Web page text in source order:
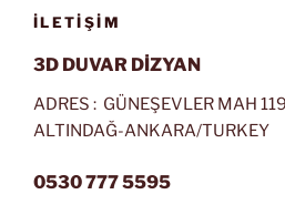
İLETIŞIM
3D DUVAR DİZYAN
ADRES : GÜNEŞEVLER MAH
ALTINDAĞ-ANKARA/TURKEY
0530 777 5595